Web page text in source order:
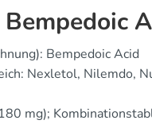
Bempedoic Acid
Nexletol, Nilemdo,
mg);